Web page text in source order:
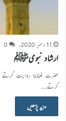
11 دسمبر 2020ء 0
ارشاد نبویﷺ
حضرت فضالہؓ روایت کرتے
کرتے…
مزید پڑھیں